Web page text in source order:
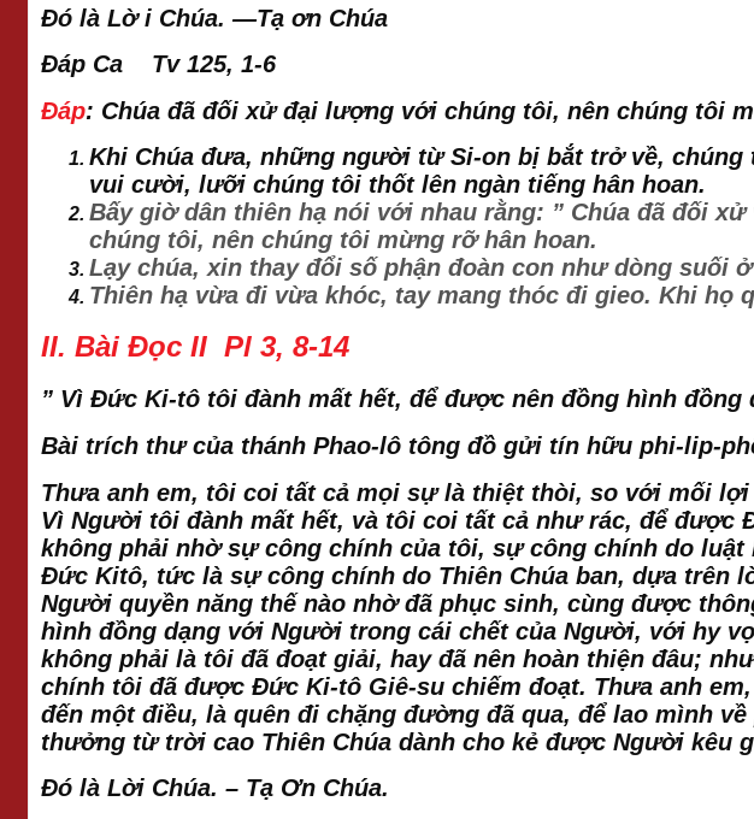
Đó là Lờ i Chúa. —Tạ ơn Chúa
Đáp Ca Tv 125, 1-6
Đáp: Chúa đã đối xử đại lượng với chúng tôi, nên chúng tôi
Khi Chúa đưa, những người từ Si-on bị bắt trở về,
vui cười, lưỡi chúng tôi thốt lên ngàn tiếng hân hoan.
Bấy giờ dân thiên hạ nói với nhau rằng: ” Chúa đã đối
chúng tôi, nên chúng tôi mừng rỡ hân hoan.
Lạy chúa, xin thay đổi số phận đoàn con như dòng suối
Thiên hạ vừa đi vừa khóc, tay mang thóc đi gieo. Khi họ
II. Bài Đọc II Pl 3, 8-14
” Vì Đức Ki-tô tôi đành mất hết, để được nên đồng hình
Bài trích thư của thánh Phao-lô tông đồ gửi tín hữu phi-lip-
Thưa anh em, tôi coi tất cả mọi sự là thiệt thòi, so với mối
Vì Người tôi đành mất hết, và tôi coi tất cả như rác, để
không phải nhờ sự công chính của tôi, sự công chính do
Đức Kitô, tức là sự công chính do Thiên Chúa ban, dựa trên
Người quyền năng thế nào nhờ đã phục sinh, cùng được
hình đồng dạng với Người trong cái chết của Người, với hy
không phải là tôi đã đoạt giải, hay đã nên hoàn thiện đâu;
chính tôi đã được Đức Ki-tô Giê-su chiếm đoạt. Thưa anh
đến một điều, là quên đi chặng đường đã qua, để lao mình
thưởng từ trời cao Thiên Chúa dành cho kẻ được Người kêu
Đó là Lời Chúa. – Tạ Ơn Chúa.